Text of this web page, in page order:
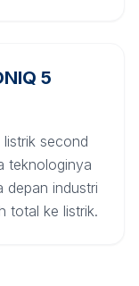
5
second
teknologinya
depan industri
total ke listrik.